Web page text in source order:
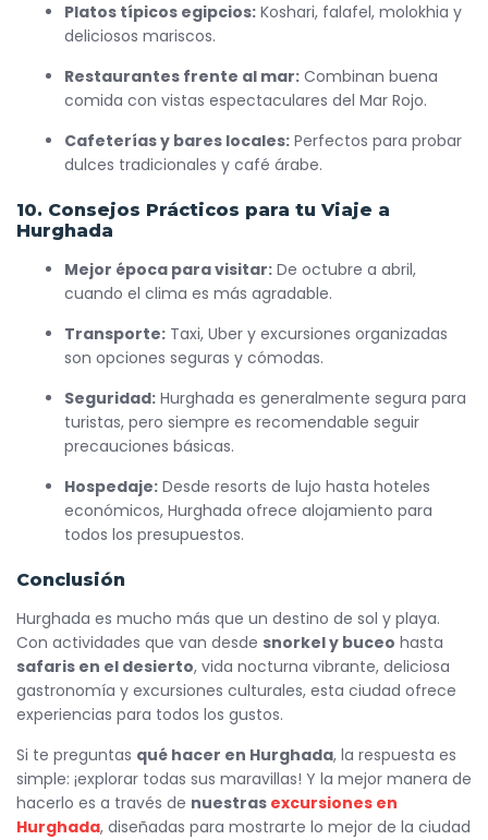
Platos típicos egipcios: Koshari, falafel, molokhia y
deliciosos mariscos.
Restaurantes frente al mar: Combinan buena
comida con vistas espectaculares del Mar Rojo.
Cafeterías y bares locales: Perfectos para probar
dulces tradicionales y café árabe.
10. Consejos Prácticos para tu Viaje a
Hurghada
Mejor época para visitar: De octubre a abril,
cuando el clima es más agradable.
Transporte: Taxi, Uber y excursiones organizadas
son opciones seguras y cómodas.
Seguridad: Hurghada es generalmente segura para
turistas, pero siempre es recomendable seguir
precauciones básicas.
Hospedaje: Desde resorts de lujo hasta hoteles
económicos, Hurghada ofrece alojamiento para
todos los presupuestos.
Conclusión
Hurghada es mucho más que un destino de sol y playa.
Con actividades que van desde snorkel y buceo hasta
safaris en el desierto, vida nocturna vibrante, deliciosa
gastronomía y excursiones culturales, esta ciudad ofrece
experiencias para todos los gustos.
Si te preguntas qué hacer en Hurghada, la respuesta es
simple: ¡explorar todas sus maravillas! Y la mejor manera de
hacerlo es a través de nuestras excursiones en
Hurghada, diseñadas para mostrarte lo mejor de la ciudad